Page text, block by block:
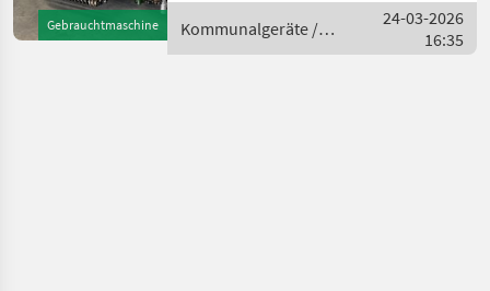
Gebrauchtmaschine
Rollenbürsten.
Funktionsbereit, Einheiten
Kommunalgeräte /
John Deere
24-03-2026
16:35